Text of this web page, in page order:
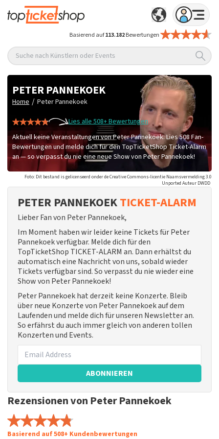
Basierend auf113.182Bewertungen
Suche nach Künstlern oder Events
PETER PANNEKOEK
Home / Peter Pannekoek
Lies alle 508+ Bewertungen
Aktuell keine Veranstaltungen von Peter Pannekoek. Lies 508 Fan-
Bewertungen und melde dich für den TopTicketShop Ticket-Alarm
an — so verpasst du nie eine neue Show von Peter Pannekoek!
Foto: Dit bestand is gelicenseerd onder de Creative Commons-licentie Naamsvermelding 3.0
Unported Auteur DWDD
PETER PANNEKOEKTICKET-ALARM
Lieber Fan von Peter Pannekoek,
Im Moment haben wir leider keine Tickets für Peter
Pannekoek verfügbar. Melde dich für den
TopTicketShop TICKET-ALARM an. Dann erhältst du
automatisch eine Nachricht von uns, sobald wieder
Tickets verfügbar sind. So verpasst du nie wieder eine
Show von Peter Pannekoek!
Peter Pannekoek hat derzeit keine Konzerte. Bleib
über neue Konzerte von Peter Pannekoek auf dem
Laufenden und melde dich für unseren Newsletter an.
So erfährst du auch immer gleich von anderen tollen
Konzerten und Events.
ABONNIEREN
Rezensionen von Peter Pannekoek
Basierend auf 508+ Kundenbewertungen